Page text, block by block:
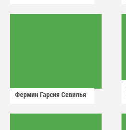
Фермин Гарсия Севилья